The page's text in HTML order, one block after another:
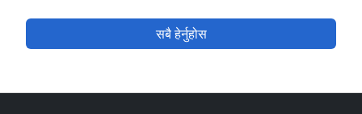
सबै हेर्नुहोस